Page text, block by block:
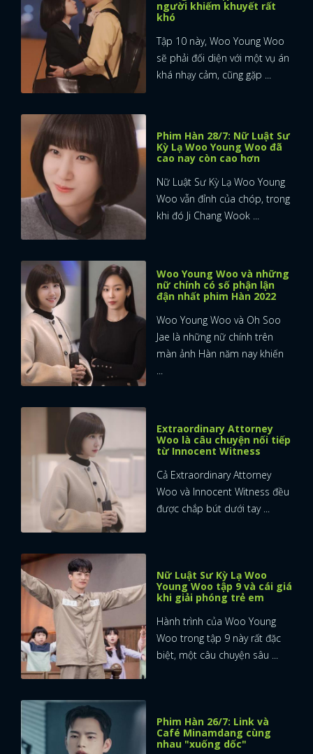
người khiếm khuyết rất
khó
Tập 10 này, Woo Young Woo
sẽ phải đối diện với một vụ án
khá nhạy cảm, cũng gặp ...
Phim Hàn 28/7: Nữ Luật Sư
Kỳ Lạ Woo Young Woo đã
cao nay còn cao hơn
Nữ Luật Sư Kỳ Lạ Woo Young
Woo vẫn đỉnh của chóp, trong
khi đó Ji Chang Wook ...
Woo Young Woo và những
nữ chính có số phận lận
đận nhất phim Hàn 2022
Woo Young Woo và Oh Soo
Jae là những nữ chính trên
màn ảnh Hàn năm nay khiến
Extraordinary Attorney
Woo là câu chuyện nối tiếp
từ Innocent Witness
Cả Extraordinary Attorney
Woo và Innocent Witness đều
được chắp bút dưới tay ...
Nữ Luật Sư Kỳ Lạ Woo
Young Woo tập 9 và cái giá
khi giải phóng trẻ em
Hành trình của Woo Young
Woo trong tập 9 này rất đặc
biệt, một câu chuyện sâu ...
Phim Hàn 26/7: Link và
Café Minamdang cùng
nhau "xuống dốc"